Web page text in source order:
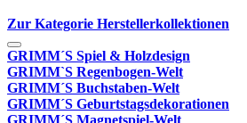
Zur Kategorie Herstellerkollektionen
GRIMM´S Spiel & Holzdesign
GRIMM`S Regenbogen-Welt
GRIMM´S Buchstaben-Welt
GRIMM´S Geburtstagsdekorationen
GRIMM´S Magnetspiel-Welt